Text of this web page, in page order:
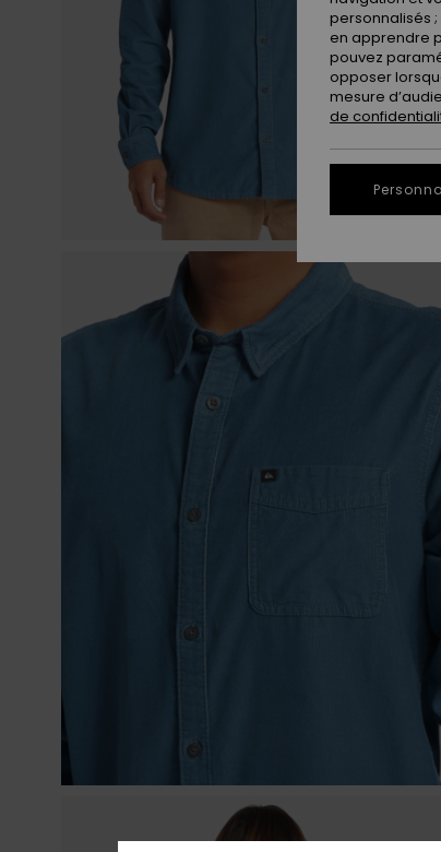
personnalisés
en apprendre
pouvez
opposer
mesure
de